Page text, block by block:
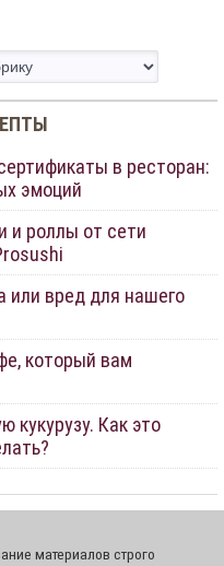
в ресторан:
эмоций
и роллы от сети
или вред для нашего
который вам
кукурузу. Как это
материалов строго